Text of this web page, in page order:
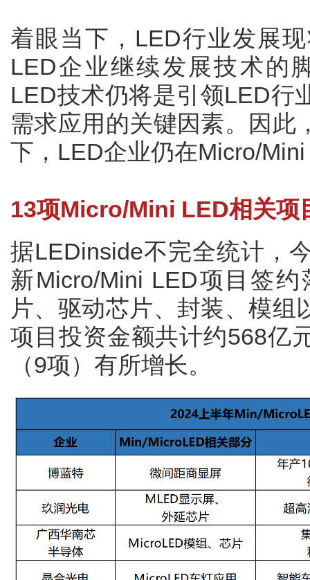
着眼当下，LED行业发展
LED企业继续发展技术的
LED技术仍将是引领LED行
需求应用的关键因素。因此
下，LED企业仍在Micro/
13项Micro/Mini LED相关项
据LEDinside不完全统计，
新Micro/Mini LED项目签
片、驱动芯片、封装、模组
项目投资金额共计约568亿
（9项）有所增长。